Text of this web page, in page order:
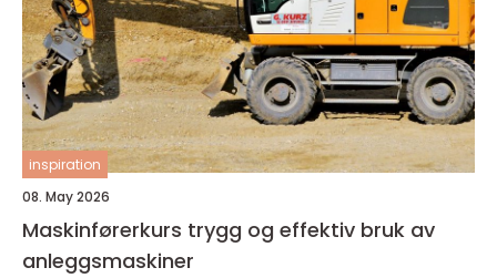
inspiration
08. May 2026
Maskinførerkurs trygg og effektiv bruk av
anleggsmaskiner